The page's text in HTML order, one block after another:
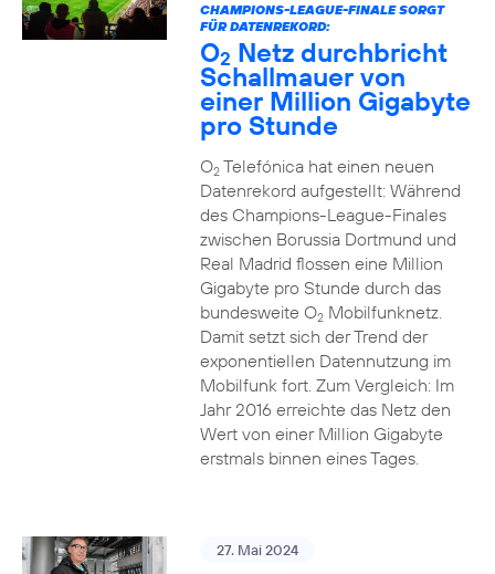
CHAMPIONS-LEAGUE-FINALE SORGT
FÜR DATENREKORD:
O2 Netz durchbricht
Schallmauer von
einer Million Gigabyte
pro Stunde
O2Telefónica hat einen neuen
Datenrekord aufgestellt: Während
des Champions-League-Finales
zwischen Borussia Dortmund und
Real Madrid flossen eine Million
Gigabyte pro Stunde durch das
bundesweite O2Mobilfunknetz.
Damit setzt sich der Trend der
exponentiellen Datennutzung im
Mobilfunk fort. Zum Vergleich: Im
Jahr 2016 erreichte das Netz den
Wert von einer Million Gigabyte
erstmals binnen eines Tages.
27. Mai 2024